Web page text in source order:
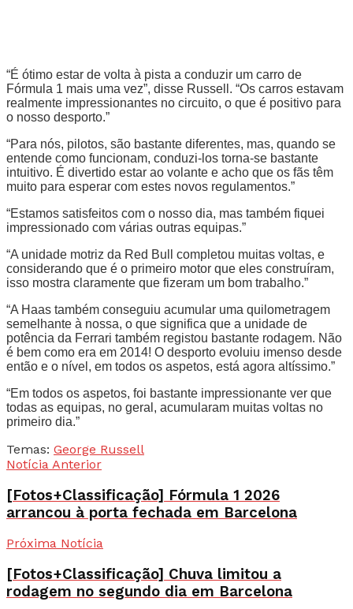
“É ótimo estar de volta à pista a conduzir um carro de
Fórmula 1 mais uma vez”, disse Russell. “Os carros estavam
realmente impressionantes no circuito, o que é positivo para
o nosso desporto.”
“Para nós, pilotos, são bastante diferentes, mas, quando se
entende como funcionam, conduzi-los torna-se bastante
intuitivo. É divertido estar ao volante e acho que os fãs têm
muito para esperar com estes novos regulamentos.”
“Estamos satisfeitos com o nosso dia, mas também fiquei
impressionado com várias outras equipas.”
“A unidade motriz da Red Bull completou muitas voltas, e
considerando que é o primeiro motor que eles construíram,
isso mostra claramente que fizeram um bom trabalho.”
“A Haas também conseguiu acumular uma quilometragem
semelhante à nossa, o que significa que a unidade de
potência da Ferrari também registou bastante rodagem. Não
é bem como era em 2014! O desporto evoluiu imenso desde
então e o nível, em todos os aspetos, está agora altíssimo.”
“Em todos os aspetos, foi bastante impressionante ver que
todas as equipas, no geral, acumularam muitas voltas no
primeiro dia.”
Temas: George Russell
Notícia Anterior
[Fotos+Classificação] Fórmula 1 2026
arrancou à porta fechada em Barcelona
Próxima Notícia
[Fotos+Classificação] Chuva limitou a
rodagem no segundo dia em Barcelona